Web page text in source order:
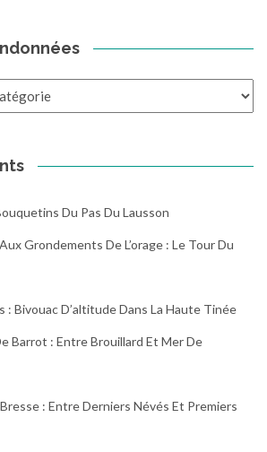
Du Pas Du Lausson
Grondements De L’orage : Le Tour Du
: Bivouac D’altitude Dans La Haute Tinée
Barrot : Entre Brouillard Et Mer De
: Entre Derniers Névés Et Premiers